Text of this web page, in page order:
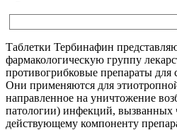
Таблетки Тербинафин
фармакологическую группу
противогрибковые препараты для
Они применяются для
направленное на уничтожение
патологии) инфекций, вызванных
действующему компоненту